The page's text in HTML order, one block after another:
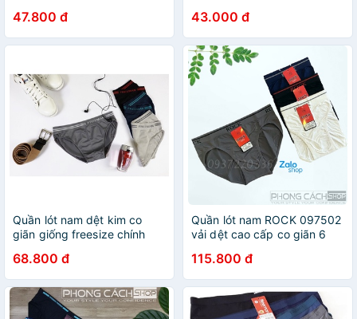
47.800 đ 43.000 đ
Quần lót nam dệt kim co
giãn giống freesize chính
68.800 đ
Quần lót nam ROCK 097502
vải dệt cao cấp co giãn 6
115.800 đ